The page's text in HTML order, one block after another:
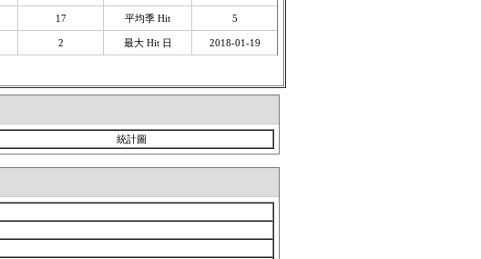
17 平均季 Hit 5
2 最大 Hit 日 2018-01-19
統計圖